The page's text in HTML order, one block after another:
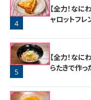
4
【全力！なに
ャロットフレ
5
【全力！なに
らたきで作